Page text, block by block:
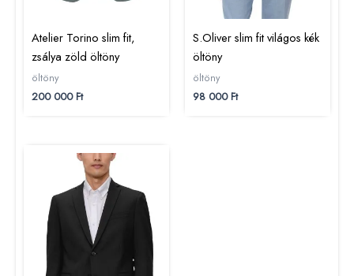
Atelier Torino slim fit,
zsálya zöld öltöny
öltöny
200 000Ft
S.Oliver slim fit világos kék
öltöny
öltöny
98 000Ft